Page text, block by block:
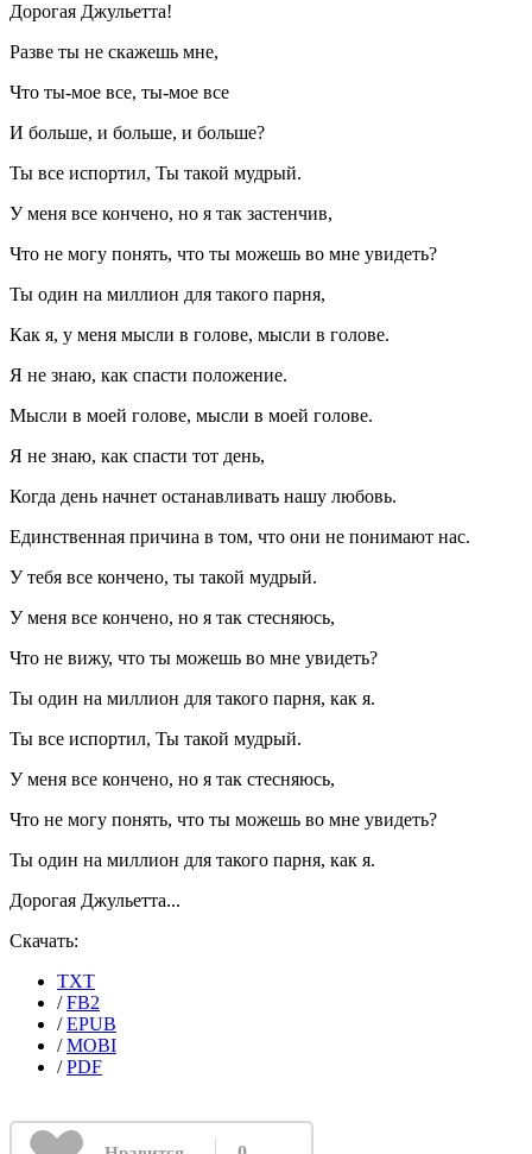
Дорогая Джульетта!
Разве ты не скажешь мне,
Что ты-мое все, ты-мое все
И больше, и больше, и больше?
Ты все испортил, Ты такой мудрый.
У меня все кончено, но я так застенчив,
Что не могу понять, что ты можешь во мне увидеть?
Ты один на миллион для такого парня,
Как я, у меня мысли в голове, мысли в голове.
Я не знаю, как спасти положение.
Мысли в моей голове, мысли в моей голове.
Я не знаю, как спасти тот день,
Когда день начнет останавливать нашу любовь.
Единственная причина в том, что они не понимают нас.
У тебя все кончено, ты такой мудрый.
У меня все кончено, но я так стесняюсь,
Что не вижу, что ты можешь во мне увидеть?
Ты один на миллион для такого парня, как я.
Ты все испортил, Ты такой мудрый.
У меня все кончено, но я так стесняюсь,
Что не могу понять, что ты можешь во мне увидеть?
Ты один на миллион для такого парня, как я.
Дорогая Джульетта...
Скачать:
TXT
/FB2
/EPUB
/MOBI
/PDF